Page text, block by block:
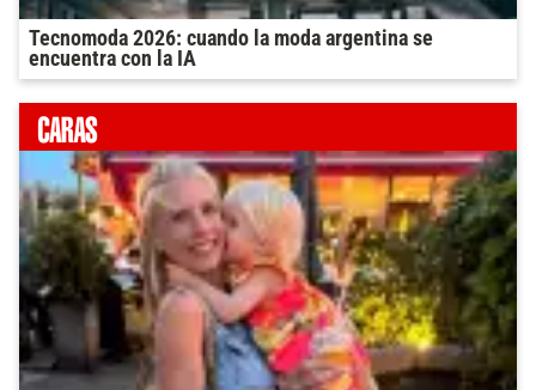
Tecnomoda 2026: cuando la moda argentina se
encuentra con la IA